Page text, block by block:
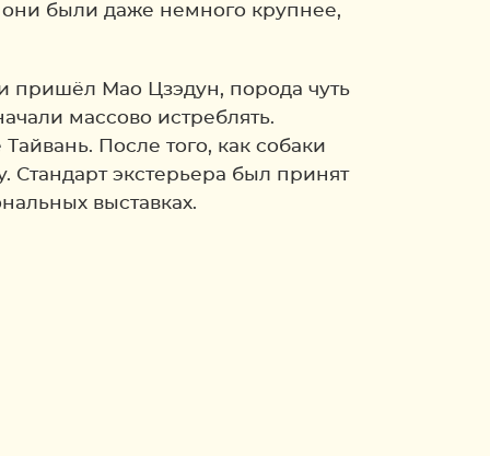
они были даже немного крупнее,
пришёл Мао Цзэдун, порода чуть
массово истреблять.
После того, как собаки
Стандарт экстерьера был принят
выставках.